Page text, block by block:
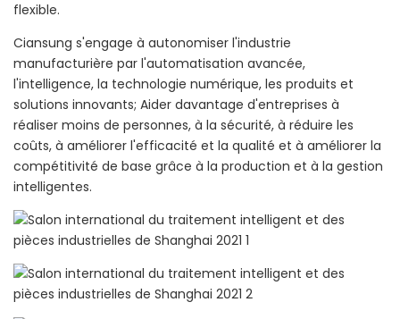
flexible.
Ciansung s'engage à autonomiser l'industrie
manufacturière par l'automatisation avancée,
l'intelligence, la technologie numérique, les produits et
solutions innovants; Aider davantage d'entreprises à
réaliser moins de personnes, à la sécurité, à réduire les
coûts, à améliorer l'efficacité et la qualité et à améliorer la
compétitivité de base grâce à la production et à la gestion
intelligentes.